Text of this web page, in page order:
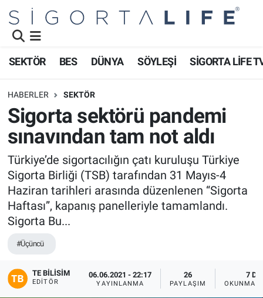
SEKTÖR BES DÜNYA SÖYLEŞİ SİGORTA LİFE
HABERLER SEKTÖR
Sigorta sektörü pandemi
sınavından tam not aldı
Türkiye’de sigortacılığın çatı kuruluşu Türkiye
Sigorta Birliği (TSB) tarafından 31 Mayıs-4
Haziran tarihleri arasında düzenlenen “Sigorta
Haftası”, kapanış panelleriyle tamamlandı.
Sigorta Bu...
#Üçüncü
TE BILISIM
EDITÖR
06.06.2021 - 22:17
YAYINLANMA
26
PAYLAŞIM
7 DK
OKUNMA
Namaz Vakitleri
Trafik Durumu
Süper Lig Puan Durumu ve Fikstür
Tüm Manşetler
Son Dakika Haberleri